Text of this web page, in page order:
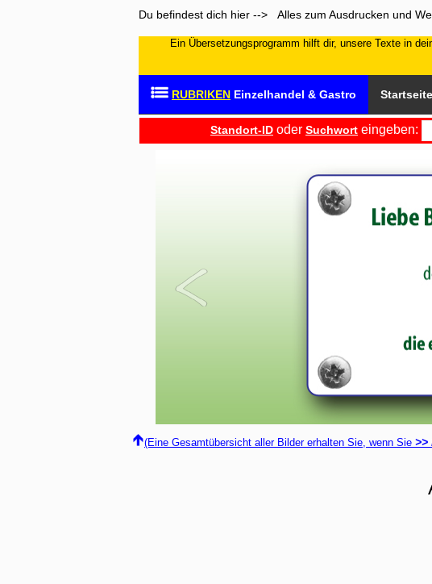
Du befindest dich hier --> Alles zum Ausdrucken und
Ein Übersetzungsprogramm hilft dir, unsere Texte in
RUBRIKEN Einzelhandel & Gastro Startseite
Standort-ID oder Suchwort eingeben:
(Eine Gesamtübersicht aller Bilder erhalten Sie, wenn Sie >>